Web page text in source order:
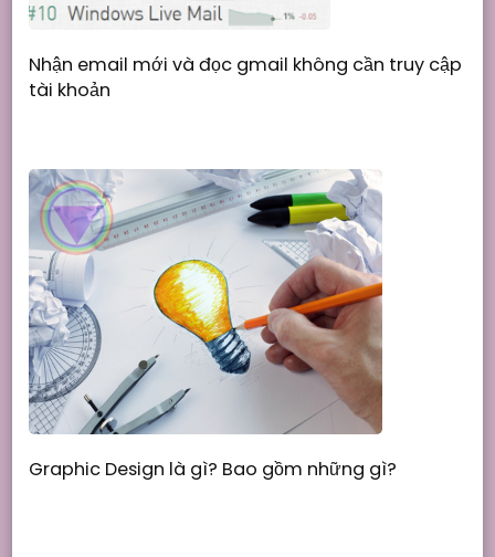
Nhận email mới và đọc gmail không cần truy cập
tài khoản
Graphic Design là gì? Bao gồm những gì?